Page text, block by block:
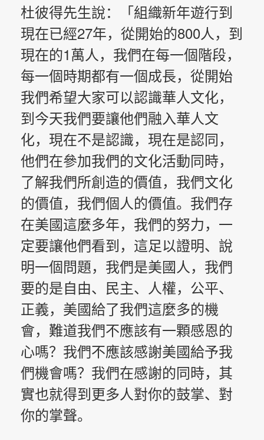
杜彼得先生說：「組織新年遊行到
現在已經27年，從開始的800人，到
現在的1萬人，我們在每一個階段，
每一個時期都有一個成長，從開始
我們希望大家可以認識華人文化，
到今天我們要讓他們融入華人文
化，現在不是認識，現在是認同，
他們在參加我們的文化活動同時，
了解我們所創造的價值，我們文化
的價值，我們個人的價值。我們存
在美國這麼多年，我們的努力，一
定要讓他們看到，這足以證明、說
明一個問題，我們是美國人，我們
要的是自由、民主、人權，公平、
正義，美國給了我們這麼多的機
會，難道我們不應該有一顆感恩的
心嗎？我們不應該感謝美國給予我
們機會嗎？我們在感謝的同時，其
實也就得到更多人對你的鼓掌、對
你的掌聲。